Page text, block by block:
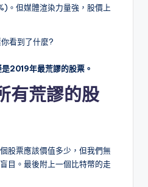
。但媒體渲染力量強，股價上
看到了什麼?
2019年最荒謬的股票。
有荒謬的股
股票應該價值多少，但我們無
目。最後附上一個比特幣的走